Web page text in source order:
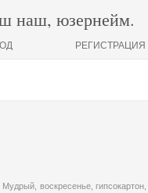
наш, юзернейм.
РЕГИСТРАЦИЯ
Мудрый воскресенье,гипсокартон